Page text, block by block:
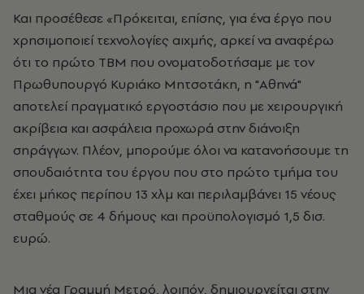
Και προσέθεσε «Πρόκειται, επίσης, για ένα έργο που
χρησιμοποιεί τεχνολογίες αιχμής, αρκεί να αναφέρω
ότι το πρώτο TBM που ονοματοδοτήσαμε με τον
Πρωθυπουργό Κυριάκο Μητσοτάκη, η "Αθηνά"
αποτελεί πραγματικό εργοστάσιο που με χειρουργική
ακρίβεια και ασφάλεια προχωρά στην διάνοιξη
σηράγγων. Πλέον, μπορούμε όλοι να κατανοήσουμε τη
σπουδαιότητα του έργου που στο πρώτο τμήμα του
έχει μήκος περίπου 13 χλμ και περιλαμβάνει 15 νέους
σταθμούς σε 4 δήμους και προϋπολογισμό 1,5 δισ.
ευρώ.
Μια νέα Γραμμή Μετρό, λοιπόν, δημιουργείται στην